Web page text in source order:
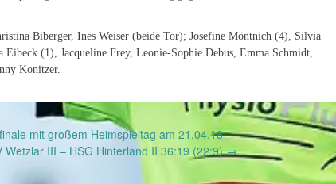
Biberger, Ines Weiser (beide Tor); Josefine Möntnich (4), Silvia
(1), Jacqueline Frey, Leonie-Sophie Debus, Emma Schmidt,
Konitzer.
mit großem Heimspieltag am 21.04.18
Wetzlar III – HSG Hinterland II 36:19 (22:9)→